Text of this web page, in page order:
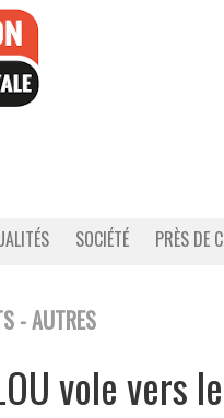
SOCIÉTÉ PRÈS DE
- AUTRES
vole vers